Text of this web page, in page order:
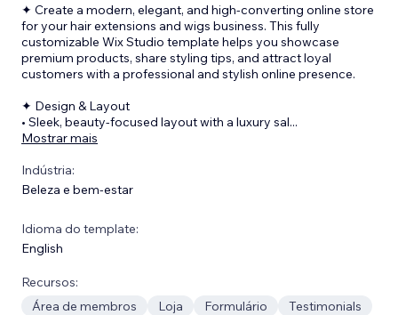
✦ Create a modern, elegant, and high-converting online store
for your hair extensions and wigs business. This fully
customizable Wix Studio template helps you showcase
premium products, share styling tips, and attract loyal
customers with a professional and stylish online presence.
✦ Design & Layout
• Sleek, beauty-focused layout with a luxury sal...
Mostrar mais
Indústria:
Beleza e bem-estar
Idioma do template:
English
Recursos:
Área de membros
Loja Formulário
Testimonials